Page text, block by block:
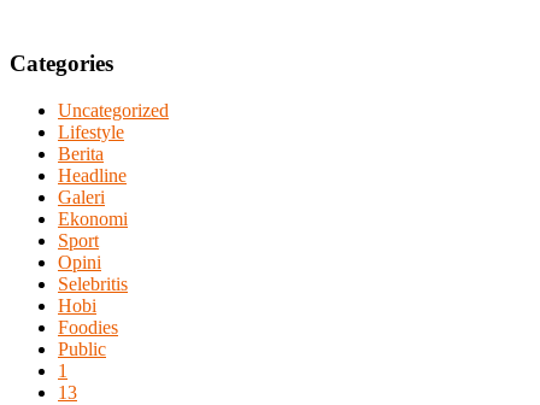
Categories
Uncategorized
Lifestyle
Berita
Headline
Galeri
Ekonomi
Sport
Opini
Selebritis
Hobi
Foodies
Public
1
13